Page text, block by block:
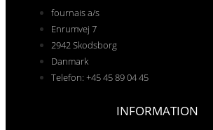
fournais a/s
Enrumvej 7
2942 Skodsborg
Danmark
Telefon: +45 45 89 04 45
INFORMATION